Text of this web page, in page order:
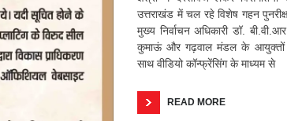
उत्तराखंड में चल रहे विशेष गहन
मुख्य निर्वाचन अधिकारी डॉ.
कुमाऊं और गढ़वाल मंडल के आयुक्तों
साथ वीडियो कॉन्फ्रेंसिंग के माध्यम से
READ MORE